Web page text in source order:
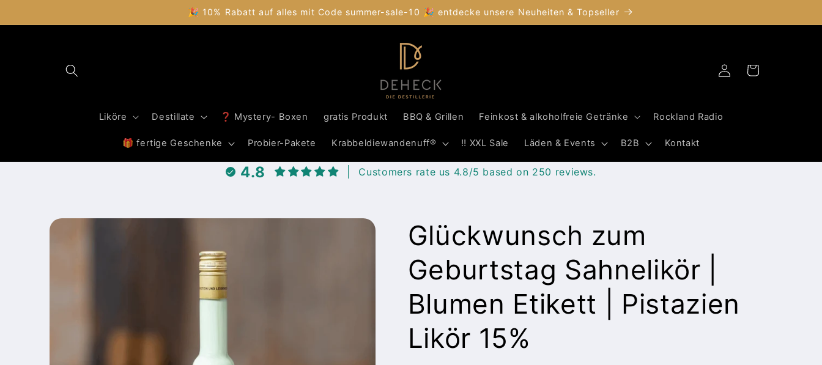
Inhalt
🎉 10% Rabatt auf alles mit Code summer-sale-10 🎉 entdecke unsere Neuheiten & Topseller
Liköre Destillate ❓ Mystery- Boxen gratis Produkt BBQ & Grillen Feinkost & alkoholfreie Getränke Rockland Radio
🎁 fertige Geschenke Probier-Pakete Krabbeldiewandenuff® ‼️ XXL Sale Läden & Events B2B Kontakt
EinloggenWarenkorb
4.8 Customers rate us 4.8/5 based on 250 reviews.
Zu
Produktinformationen
Glückwunsch zum
Geburtstag Sahnelikör |
Blumen Etikett | Pistazien
Likör 15%